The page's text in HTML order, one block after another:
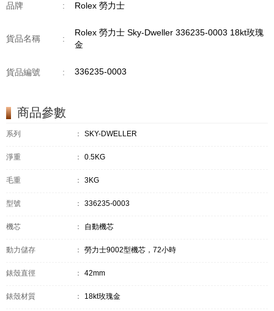
品牌 : Rolex 勞力士
貨品名稱 :
Rolex 勞力士 Sky-Dweller 336235-0003 18kt玫瑰
金
貨品編號 : 336235-0003
商品參數
系列 ： SKY-DWELLER
淨重 ： 0.5KG
毛重 ： 3KG
型號 ： 336235-0003
機芯 ： 自動機芯
動力儲存 ： 勞力士9002型機芯，72小時
錶殼直徑 ： 42mm
錶殼材質 ： 18kt玫瑰金